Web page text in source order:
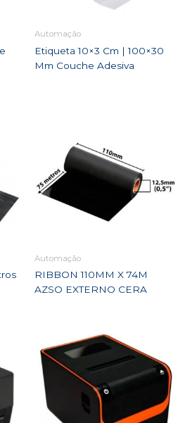
Automação
Etiqueta 10×3 Cm | 100×30
Mm Couche Adesiva
Automação
RIBBON 110MM X 74M
AZSO EXTERNO CERA